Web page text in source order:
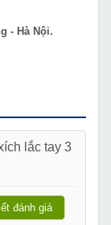
- Hà Nội.
lắc tay 3
đánh giá